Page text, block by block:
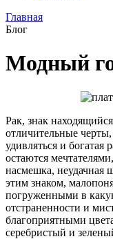
Главная
Блог
Модный
Рак, знак
отличительные
удивляться и богатая
остаются
насмешка, неудачная
этим знаком,
погруженными в
отстраненности и
благоприятными
серебристый и